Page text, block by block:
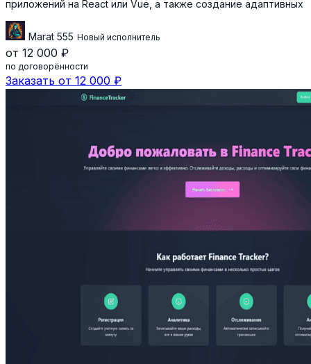
приложений на React или Vue, а также создание адаптивных
Marat 555 Новый исполнитель
от 12 000 ₽
по договорённости
Заказать от 12 000 ₽